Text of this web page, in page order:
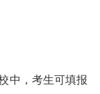
中，考生可填报